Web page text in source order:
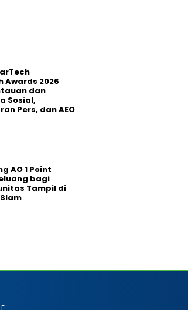
Awards 2026
dan
Sosial,
Pers, dan AEO
AO 1 Point
bagi
Tampil di